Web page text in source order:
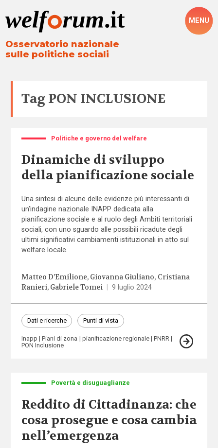
Osservatorio nazionale
sulle politiche sociali
MENU
Tag PON INCLUSIONE
Politiche e governo del welfare
Dinamiche di sviluppo
della pianificazione sociale
Una sintesi di alcune delle evidenze più interessanti di
un’indagine nazionale INAPP dedicata alla
pianificazione sociale e al ruolo degli Ambiti territoriali
sociali, con uno sguardo alle possibili ricadute degli
ultimi significativi cambiamenti istituzionali in atto sul
welfare locale.
Matteo D’Emilione Giovanna Giuliano Cristiana
Ranieri Gabriele Tomei 9 luglio 2024
Dati e ricerche Punti di vista
Inapp Piani di zona pianificazione regionale
PNRR
PON Inclusione
Povertà e disuguaglianze
Reddito di Cittadinanza: che
cosa prosegue e cosa cambia
nell’emergenza